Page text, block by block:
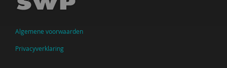
J. Beernink-Wissink
Ferdi Bekken
Ferdi Bekken en Gerda de Groot
Algemene voorwaarden
Privacyverklaring